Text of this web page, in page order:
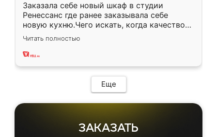
Заказала себе новый шкаф в студии
Ренессанс где ранее заказывала себе
новую кухню.Чего искать, когда качеством
вполне довольна. Служит кухня уже почти
два года, нареканий нет.
Читать полностью
Еще
ЗАКАЗАТЬ